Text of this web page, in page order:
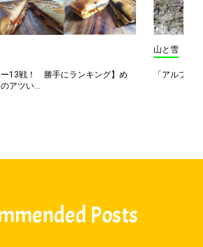
ー13戦！ 勝手にランキング】め
アツい...
山と雪
「アルプス
Posts